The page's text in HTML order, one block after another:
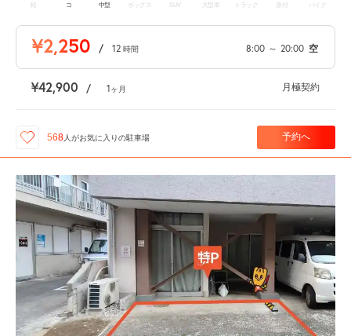
軽 コ 中型 ボックス SUV 大型車 トラック 原付 バイク
¥2,250 / 12 時間 8:00 ～ 20:00 空
¥42,900 / 1ヶ月 月極契約
568 人がお気に入りの駐車場 予約へ